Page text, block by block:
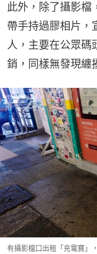
此外，除了攝影檔
帶手持過膠相片，
人，主要在公眾碼
銷，同樣無發現纏
有攝影檔口出租「充電寶」